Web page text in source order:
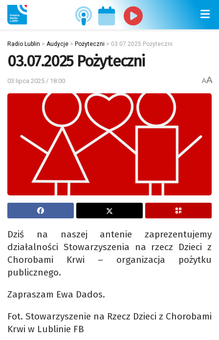
Radio Lublin > Audycje > Pożyteczni > 03.07.2025 Pożyteczni
03.07.2025 Pożyteczni
03 lipca 2025 / 18:00 AA
Dziś na naszej antenie zaprezentujemy
działalności Stowarzyszenia na rzecz Dzieci z
Chorobami Krwi – organizacja pożytku
publicznego.
Zapraszam Ewa Dados.
Fot. Stowarzyszenie na Rzecz Dzieci z Chorobami
Krwi w Lublinie FB